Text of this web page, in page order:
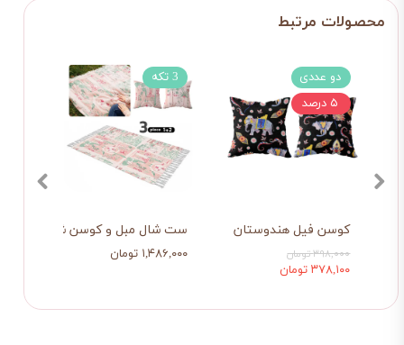
ست شال مبل و کوسن شهر رویایی
۱,۴۸۶,۰۰۰ تومان
3 تکه
کوسن فیل هندوستان
۳۹۸,۰۰۰ تومان
۳۷۸,۱۰۰ تومان
دو عددی
۵ درصد